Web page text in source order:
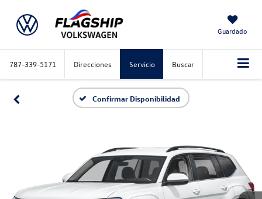
Guardado
787-339-5171 Direcciones Servicio Buscar
Confirmar Disponibilidad